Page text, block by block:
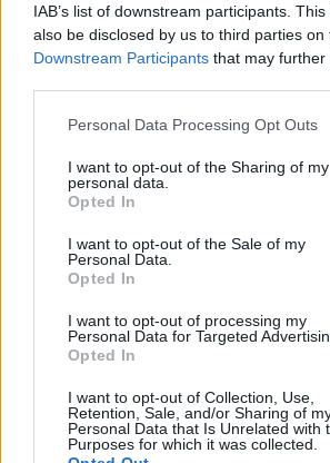
IAB’s list of downstream participants.
also be disclosed by us to third parties on
Downstream Participants that may
Please note that this website/app uses
not limited to your visit or usage
grant or deny consent to Google and its
use your data for below specified
consent section.
Personal Data Processing Opt Outs
I want to opt-out of the Sharing of my
personal data.
Opted In
I want to opt-out of the Sale of my
Personal Data.
Opted In
I want to opt-out of processing my
Personal Data for Targeted
Opted In
I want to opt-out of Collection, Use,
Retention, Sale, and/or Sharing of
Personal Data that Is Unrelated with
Purposes for which it was collected.
Alice Deejay, Vengaboys
Szegeden
Egy hét múlva Deja Vu Fesztivál
2015. május 28.